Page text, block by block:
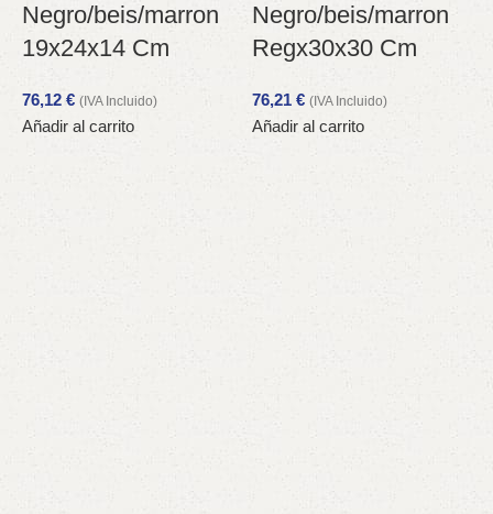
Negro/beis/marron
19x24x14 Cm
76,12 € (IVA Incluido)
Añadir al carrito
Negro/beis/marron
Regx30x30 Cm
76,21 € (IVA Incluido)
Añadir al carrito